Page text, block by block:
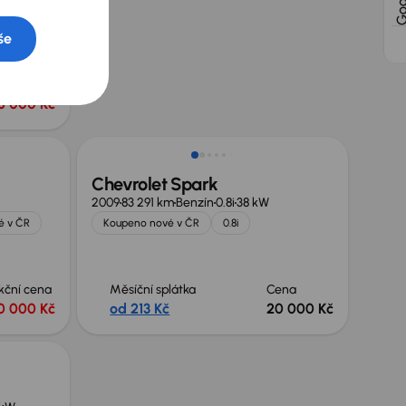
000 Kč
v ČR
cena
000 Kč
Chevrolet Spark
200983 291 kmBenzín0.8i38 kW
Koupeno nové v ČR 0.8i
Měsíční splátka
od 213 Kč
Cena
20 000 Kč